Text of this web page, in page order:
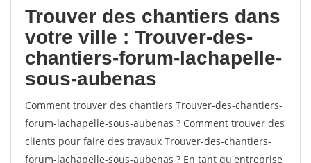
Trouver des chantiers dans
votre ville : Trouver-des-
chantiers-forum-lachapelle-
sous-aubenas
Comment trouver des chantiers Trouver-des-chantiers-
forum-lachapelle-sous-aubenas ? Comment trouver des
clients pour faire des travaux Trouver-des-chantiers-
forum-lachapelle-sous-aubenas ? En tant qu'entreprise